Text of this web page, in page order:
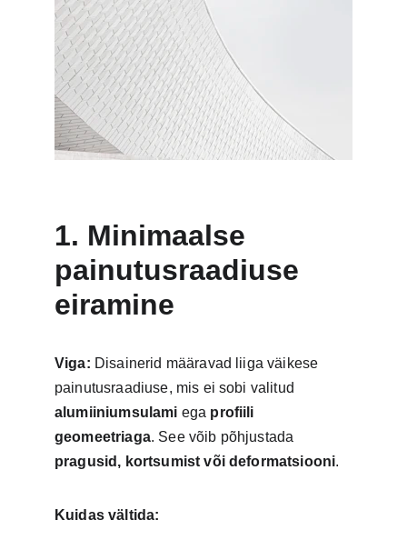
1. Minimaalse
painutusraadiuse
eiramine
Viga: Disainerid määravad liiga väikese
painutusraadiuse, mis ei sobi valitud
alumiiniumsulami ega profiili
geomeetriaga. See võib põhjustada
pragusid, kortsumist või deformatsiooni.
Kuidas vältida: